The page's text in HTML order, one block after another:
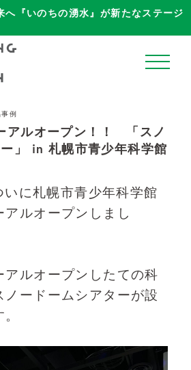
へ『いのちの湧水』が新たなステージ
例
アルオープン！！ 「スノ
」 in 札幌市青少年科学館
に札幌市青少年科学館
ルオープンしまし
アルオープンしたての科
ノードームシアターが設
ホーム
ブログ
納品事例
よくある質問